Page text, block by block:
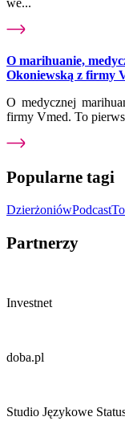
O marihuanie,
Okoniewską z firmy
O medycznej
firmy Vmed. To
Popularne tagi
DzierżoniówPodcast
Partnerzy
Investnet
doba.pl
Studio Językowe